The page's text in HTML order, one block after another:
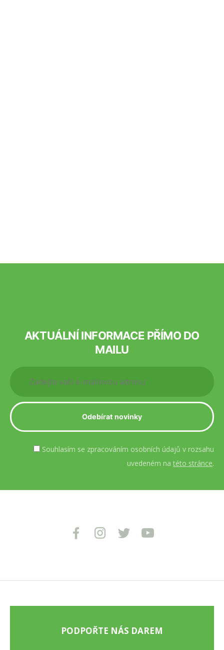
AKTUÁLNÍ INFORMACE PŘÍMO DO
MAILU
Souhlasím se zpracováním osobních údajů v rozsahu
uvedeném na této stránce.
PODPOŘTE NÁS DAREM